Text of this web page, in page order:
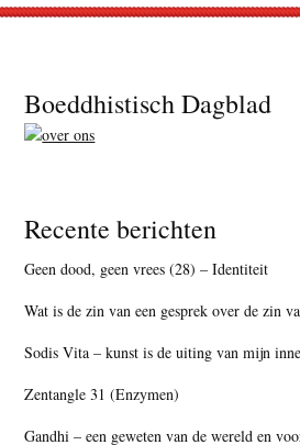
Footer
Boeddhistisch Dagblad
Recente berichten
Geen dood, geen vrees (28) – Identiteit
Wat is de zin van een gesprek over de zin
Sodis Vita – kunst is de uiting van mijn
Zentangle 31 (Enzymen)
Gandhi – een geweten van de wereld en